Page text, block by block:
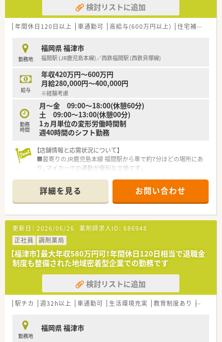
検討リストに追加
年間休日120日以上 車通勤可 高給与(600万円以上) 住宅補助(手当)あり
勤務地
福岡県 福津市
福間駅 (JR鹿児島本線)／西鉄福間駅 (西鉄貝塚線)
給与
年収420万円～600万円
月給280,000円～400,000円
※経験考慮
勤務
時間
月～金 09:00〜18:00(休憩60分)
土 09:00〜13:00(休憩00分)
1ヵ月単位の変形労働時間制
週40時間のシフト勤務
【店舗情報と応需状況について】
■最寄りのJR鹿児島本線 福間駅から車で約7分ほどの場所にあ
り、マイカーでの通勤が便利な立地です。
数は平均して140枚から150枚程度です。
■現在は8名の薬剤師が在籍しており、ゆとりのある人員体制で
患者様一人ひとりに丁寧に対応しています。
【法人特徴について】
■業界最大級のネットワークを誇る大手グループの一員であり、
安定した経営基盤のもとで安心して働けます。
■九州・中国エリアを中心に多数の薬局を展開し、地域医療のイ
ンフラとして重要な役割を担っています。
■薬剤師一人当たりの処方箋枚数を約21枚に抑え、ゆとりある
人員配置で質の高い業務を支援しています。
【求人情報について】
■始業前の準備時間も含めて1分単位で残業代が支給されるた
おり、プライベートも充実させられます。
詳細を見る お問い合わせ
更新日： 2026/06/26 薬剤師求人ID： 686948
正社員
調剤薬局
【福津市】最大年収580万円可！年間休日120日相当で退職金
制度も整備された地域密着型企業での勤務です
検討リストに追加
駅チカ 週32h以上 車通勤可 生活環境充実 教育制度あり シフト
勤務地
福岡県 福津市